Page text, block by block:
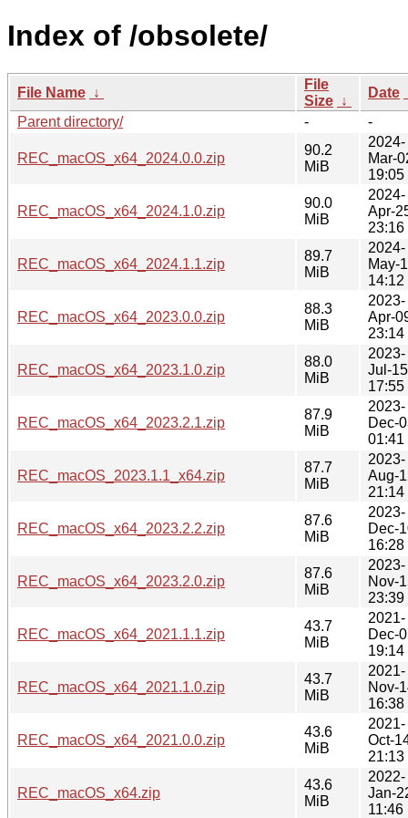
Index of /obsolete/
File Name ↓
File
Size ↓
Date
Parent directory/
- -
REC_macOS_x64_2024.0.0.zip
90.2
MiB
2024-
Mar-
19:05
REC_macOS_x64_2024.1.0.zip
90.0
MiB
2024-
Apr-
23:16
REC_macOS_x64_2024.1.1.zip
89.7
MiB
2024-
May-
14:12
REC_macOS_x64_2023.0.0.zip
88.3
MiB
2023-
Apr-
23:14
REC_macOS_x64_2023.1.0.zip
88.0
MiB
2023-
Jul-15
17:55
REC_macOS_x64_2023.2.1.zip
87.9
MiB
2023-
Dec-
01:41
REC_macOS_2023.1.1_x64.zip
87.7
MiB
2023-
Aug-
21:14
REC_macOS_x64_2023.2.2.zip
87.6
MiB
2023-
Dec-
16:28
REC_macOS_x64_2023.2.0.zip
87.6
MiB
2023-
Nov-
23:39
REC_macOS_x64_2021.1.1.zip
43.7
MiB
2021-
Dec-
19:14
REC_macOS_x64_2021.1.0.zip
43.7
MiB
2021-
Nov-
16:38
REC_macOS_x64_2021.0.0.zip
43.6
MiB
2021-
Oct-
21:13
REC_macOS_x64.zip
43.6
MiB
2022-
Jan-
11:46